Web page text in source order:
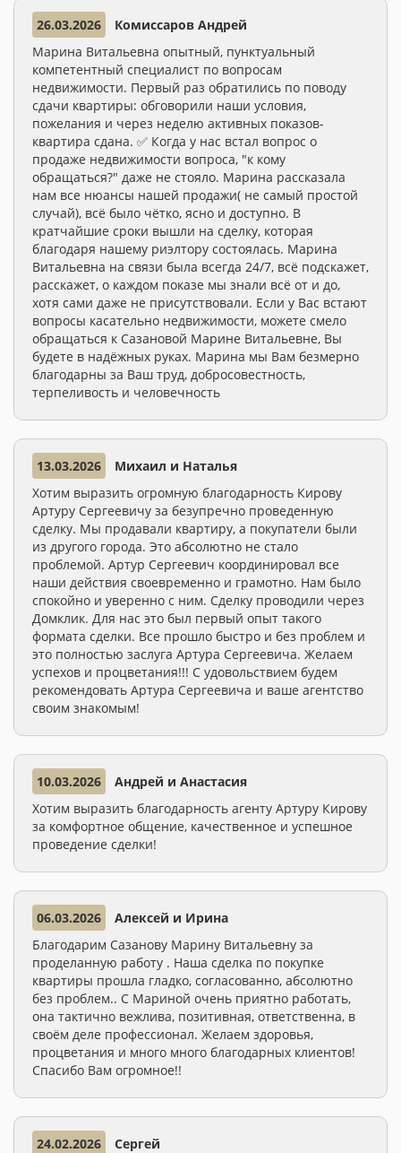
26.03.2026
Комиссаров Андрей
Марина Витальевна опытный, пунктуальный
компетентный специалист по вопросам
недвижимости. Первый раз обратились по поводу
сдачи квартиры: обговорили наши условия,
пожелания и через неделю активных показов-
квартира сдана. ✅ Когда у нас встал вопрос о
продаже недвижимости вопроса, "к кому
обращаться?" даже не стояло. Марина рассказала
нам все нюансы нашей продажи( не самый простой
случай), всё было чётко, ясно и доступно. В
кратчайшие сроки вышли на сделку, которая
благодаря нашему риэлтору состоялась. Марина
Витальевна на связи была всегда 24/7, всё подскажет,
расскажет, о каждом показе мы знали всё от и до,
хотя сами даже не присутствовали. Если у Вас встают
вопросы касательно недвижимости, можете смело
обращаться к Сазановой Марине Витальевне, Вы
будете в надёжных руках. Марина мы Вам безмерно
благодарны за Ваш труд, добросовестность,
терпеливость и человечность
13.03.2026
Михаил и Наталья
Хотим выразить огромную благодарность Кирову
Артуру Сергеевичу за безупречно проведенную
сделку. Мы продавали квартиру, а покупатели были
из другого города. Это абсолютно не стало
проблемой. Артур Сергеевич координировал все
наши действия своевременно и грамотно. Нам было
спокойно и уверенно с ним. Сделку проводили через
Домклик. Для нас это был первый опыт такого
формата сделки. Все прошло быстро и без проблем и
это полностью заслуга Артура Сергеевича. Желаем
успехов и процветания!!! С удовольствием будем
рекомендовать Артура Сергеевича и ваше агентство
своим знакомым!
10.03.2026
Андрей и Анастасия
Хотим выразить благодарность агенту Артуру Кирову
за комфортное общение, качественное и успешное
проведение сделки!
06.03.2026
Алексей и Ирина
Благодарим Сазанову Марину Витальевну за
проделанную работу . Наша сделка по покупке
квартиры прошла гладко, согласованно, абсолютно
без проблем.. С Мариной очень приятно работать,
она тактично вежлива, позитивная, ответственна, в
своём деле профессионал. Желаем здоровья,
процветания и много много благодарных клиентов!
Спасибо Вам огромное!!
24.02.2026
Сергей